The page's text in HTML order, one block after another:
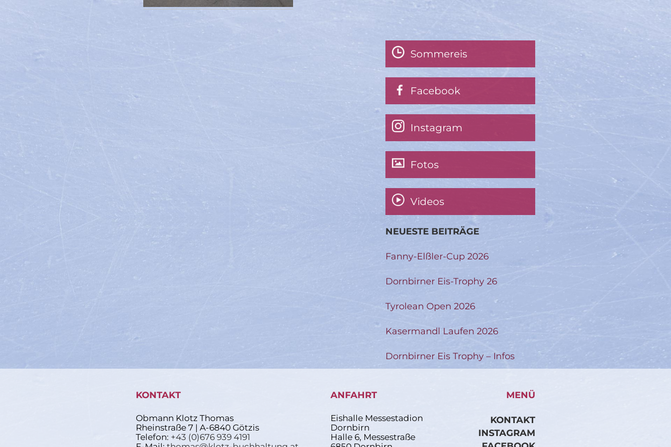
Sommereis
Facebook
Instagram
Fotos
Videos
NEUESTE BEITRÄGE
Fanny-Elßler-Cup 2026
Dornbirner Eis-Trophy 26
Tyrolean Open 2026
Kasermandl Laufen 2026
Dornbirner Eis Trophy – Infos
KONTAKT
Obmann Klotz Thomas
Rheinstraße 7 | A-6840 Götzis
Telefon: +43 (0)676 939 4191
ANFAHRT
Eishalle Messestadion
Dornbirn
Halle 6, Messestraße
MENÜ
KONTAKT
INSTAGRAM